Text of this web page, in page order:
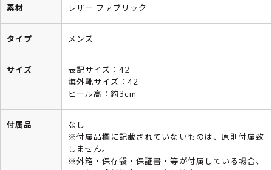
素材 レザー ファブリック
タイプ メンズ
サイズ
表記サイズ：42
海外靴サイズ：42
ヒール高：約3cm
付属品
なし
※付属品欄に記載されていないものは、原則付属致
しません。
※外箱・保存袋・保証書・等が付属している場合、